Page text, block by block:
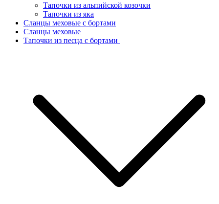
Тапочки из альпийской козочки
Тапочки из яка
Сланцы меховые с бортами
Сланцы меховые
Тапочки из песца с бортами